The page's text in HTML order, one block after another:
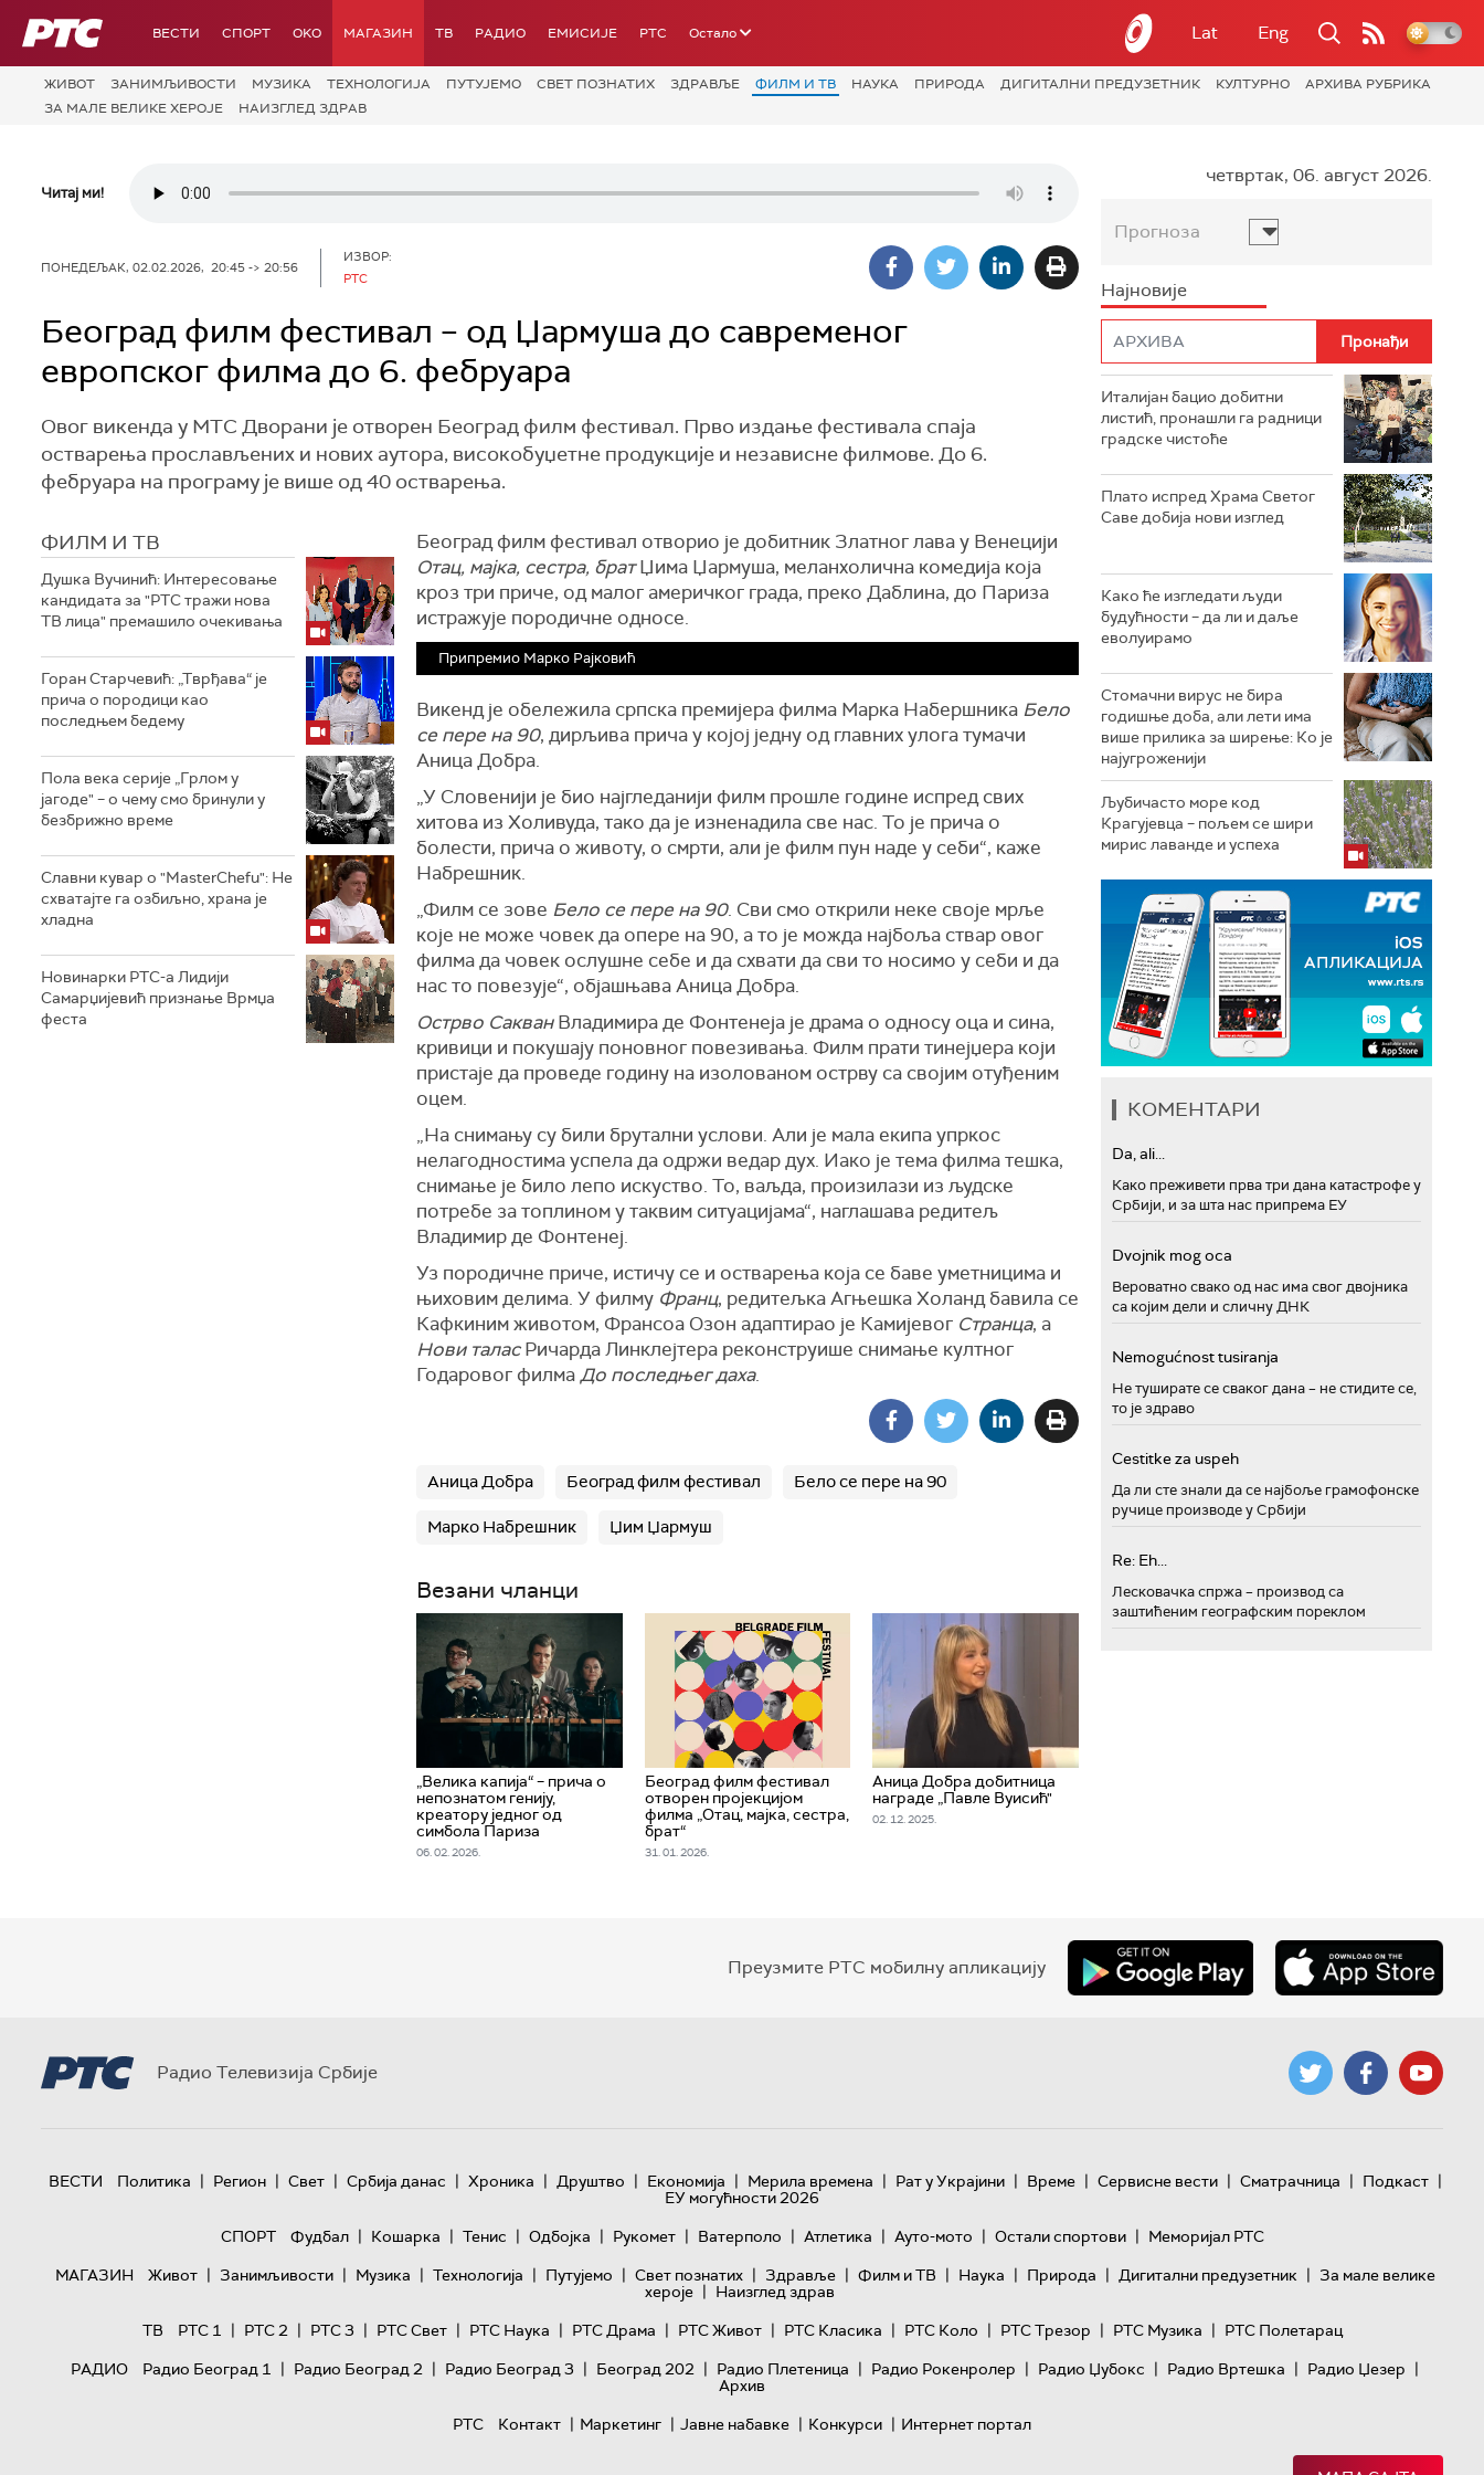
РТС ВЕСТИ СПОРТ OKO МАГАЗИН ТВ РАДИО ЕМИСИЈЕ РТС Остало Lat Eng
ЖИВОТ ЗАНИМЉИВОСТИ МУЗИКА ТЕХНОЛОГИЈA ПУТУЈЕМО СВЕТ ПОЗНАТИХ ЗДРАВЉЕ ФИЛМ И ТВ НАУКА ПРИРОДА ДИГИТАЛНИ ПРЕДУЗЕТНИК КУЛТУРНО
АРХИВА РУБРИКА
ЗА МАЛЕ ВЕЛИКЕ ХЕРОЈЕ
НАИЗГЛЕД ЗДРАВ
Читај ми!
ПОНЕДЕЉАК, 02.02.2026, 20:45 -> 20:56
ИЗВОР:
РТС
Београд филм фестивал – од Џармуша до савременог
европског филма до 6. фебруара
Овог викенда у МТС Дворани је отворен Београд филм фестивал. Прво издање фестивала спаја
остварења прослављених и нових аутора, високобуџетне продукције и независне филмове. До 6.
фебруара на програму је више од 40 остварења.
ФИЛМ И ТВ
Душка Вучинић: Интересовање
кандидата за "РТС тражи нова
ТВ лица" премашило очекивања
Горан Старчевић: „Тврђава“ је
прича о породици као
последњем бедему
Пола века серије „Грлом у
јагоде" – о чему смо бринули у
безбрижно време
Славни кувар о "MasterChefu": Не
схватајте га озбиљно, храна је
хладна
Новинарки РТС-а Лидији
Самарџијевић признање Врмџа
феста
Београд филм фестивал отворио је добитник Златног лава у Венецији
Отац, мајка, сестра, братЏима Џармуша, меланхолична комедија која
кроз три приче, од малог америчког града, преко Даблина, до Париза
истражује породичне односе.
Припремио Марко Рајковић
Викенд је обележила српска премијера филма Марка Набершника Бело
се пере на 90, дирљива прича у којој једну од главних улога тумачи
Аница Добра.
„У Словенији је био најгледанији филм прошле године испред свих
хитова из Холивуда, тако да је изненадила све нас. То је прича о
болести, прича о животу, о смрти, али је филм пун наде у себи“, каже
Набрешник.
„Филм се зове Бело се пере на 90. Сви смо открили неке своје мрље
које не може човек да опере на 90, а то је можда најбоља ствар овог
филма да човек ослушне себе и да схвати да сви то носимо у себи и да
нас то повезује“, објашњава Аница Добра.
Острво СакванВладимира де Фонтенеја је драма о односу оца и сина,
кривици и покушају поновног повезивања. Филм прати тинејџера који
пристаје да проведе годину на изолованом острву са својим отуђеним
оцем.
„На снимању су били брутални услови. Али је мала екипа упркос
нелагодностима успела да одржи ведар дух. Иако је тема филма тешка,
снимање је било лепо искуство. То, ваљда, произилази из људске
потребе за топлином у таквим ситуацијама“, наглашава редитељ
Владимир де Фонтенеј.
Уз породичне приче, истичу се и остварења која се баве уметницима и
њиховим делима. У филму Франц, редитељка Агњешка Холанд бавила се
Кафкиним животом, Франсоа Озон адаптирао је Камијевог Странца, а
Нови таласРичарда Линклејтера реконструише снимање култног
Годаровог филмаДо последњег даха.
Аница Добра Београд филм фестивал Бело се пере на 90
Марко Набрешник Џим Џармуш
Везани чланци
„Велика капија“ – прича о
непознатом генију,
креатору једног од
симбола Париза
06. 02. 2026.
Београд филм фестивал
отворен пројекцијом
филма „Отац, мајка, сестра,
брат“
31. 01. 2026.
Аница Добра добитница
награде „Павле Вуисић"
02. 12. 2025.
четвртак, 06. август 2026.
Прогноза
Најновије
Италијан бацио добитни
листић, пронашли га радници
градске чистоће
Плато испред Храма Светог
Саве добија нови изглед
Како ће изгледати људи
будућности – да ли и даље
еволуирамо
Стомачни вирус не бира
годишње доба, али лети има
више прилика за ширење: Ко је
најугроженији
Љубичасто море код
Крагујевца – пољем се шири
мирис лаванде и успеха
КОМЕНТАРИ
Da, ali...
Како преживети прва три дана катастрофе у
Србији, и за шта нас припрема ЕУ
Dvojnik mog oca
Вероватно свако од нас има свог двојника
са којим дели и сличну ДНК
Nemogućnost tusiranja
Не туширате се сваког дана – не стидите се,
то је здраво
Cestitke za uspeh
Да ли сте знали да се најбоље грамофонске
ручице производе у Србији
Re: Eh...
Лесковачка спржа – производ са
заштићеним географским пореклом
Преузмите РТС мобилну апликацију
Радио Телевизија Србије
ВЕСТИ Политика | Регион | Свет | Србија данас | Хроника | Друштво | Економија | Мерила времена | Рат у Украјини | Време | Сервисне вести | Сматрачница | Подкаст |
ЕУ могућности 2026
СПОРТ
Фудбал | Кошарка | Тенис | Одбојка | Рукомет | Ватерполо | Атлетика | Ауто-мото | Остали спортови | Меморијал РТС
МАГАЗИН
Живот | Занимљивости | Музика | Технологијa | Путујемо | Свет познатих | Здравље | Филм и ТВ | Наука | Природа | Дигитални предузетник | За мале велике
хероје | Наизглед здрав
ТВ
РТС 1 | РТС 2 | РТС 3 | РТС Свет | РТС Наука | РТС Драма | РТС Живот | РТС Класика | РТС Коло | РТС Трезор | РТС Музика | РТС Полетарац
РАДИО
Радио Београд 1 | Радио Београд 2 | Радио Београд 3 | Београд 202 | Радио Плетеница | Радио Рокенролер | Радио Џубокс | Радио Вртешка | Радио Џезер |
Архив
РТС
Контакт | Маркетинг | Јавне набавке | Конкурси | Интернет портал